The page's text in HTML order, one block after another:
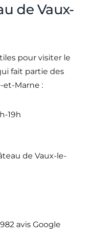
de Vaux-
pour visiter le
fait partie des
et-Marne :
19h
de Vaux-le-
avis Google